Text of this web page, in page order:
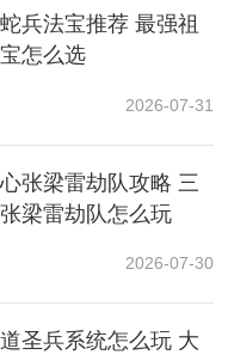
代币，并通过礼帽代
帽、水晶礼服等。
加快代币的收集速
兵法宝推荐 最强祖
怎么选
2026-07-31
张梁雷劫队攻略 三
梁雷劫队怎么玩
2026-07-30
圣兵系统怎么玩 大